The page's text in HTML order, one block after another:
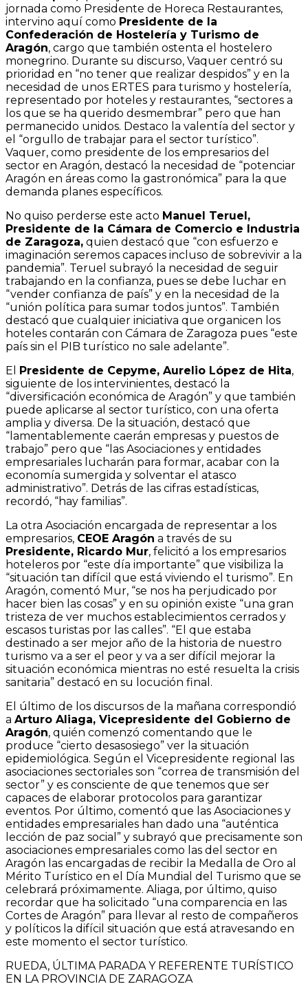
jornada como Presidente de Horeca Restaurantes,
intervino aquí como Presidente de la
Confederación de Hostelería y Turismo de
Aragón, cargo que también ostenta el hostelero
monegrino. Durante su discurso, Vaquer centró su
prioridad en “no tener que realizar despidos” y en la
necesidad de unos ERTES para turismo y hostelería,
representado por hoteles y restaurantes, “sectores a
los que se ha querido desmembrar” pero que han
permanecido unidos. Destaco la valentía del sector y
el “orgullo de trabajar para el sector turístico”.
Vaquer, como presidente de los empresarios del
sector en Aragón, destacó la necesidad de “potenciar
Aragón en áreas como la gastronómica” para la que
demanda planes específicos.
No quiso perderse este acto Manuel Teruel,
Presidente de la Cámara de Comercio e Industria
de Zaragoza, quien destacó que “con esfuerzo e
imaginación seremos capaces incluso de sobrevivir a la
pandemia”. Teruel subrayó la necesidad de seguir
trabajando en la confianza, pues se debe luchar en
“vender confianza de país” y en la necesidad de la
“unión política para sumar todos juntos”. También
destacó que cualquier iniciativa que organicen los
hoteles contarán con Cámara de Zaragoza pues “este
país sin el PIB turístico no sale adelante”.
El Presidente de Cepyme, Aurelio López de Hita,
siguiente de los intervinientes, destacó la
“diversificación económica de Aragón” y que también
puede aplicarse al sector turístico, con una oferta
amplia y diversa. De la situación, destacó que
“lamentablemente caerán empresas y puestos de
trabajo” pero que “las Asociaciones y entidades
empresariales lucharán para formar, acabar con la
economía sumergida y solventar el atasco
administrativo”. Detrás de las cifras estadísticas,
recordó, “hay familias”.
La otra Asociación encargada de representar a los
empresarios, CEOE Aragón a través de su
Presidente, Ricardo Mur, felicitó a los empresarios
hoteleros por “este día importante” que visibiliza la
“situación tan difícil que está viviendo el turismo”. En
Aragón, comentó Mur, “se nos ha perjudicado por
hacer bien las cosas” y en su opinión existe “una gran
tristeza de ver muchos establecimientos cerrados y
escasos turistas por las calles”. “El que estaba
destinado a ser mejor año de la historia de nuestro
turismo va a ser el peor y va a ser difícil mejorar la
situación económica mientras no esté resuelta la crisis
sanitaria” destacó en su locución final.
El último de los discursos de la mañana correspondió
a Arturo Aliaga, Vicepresidente del Gobierno de
Aragón, quién comenzó comentando que le
produce “cierto desasosiego” ver la situación
epidemiológica. Según el Vicepresidente regional las
asociaciones sectoriales son “correa de transmisión del
sector” y es consciente de que tenemos que ser
capaces de elaborar protocolos para garantizar
eventos. Por último, comentó que las Asociaciones y
entidades empresariales han dado una “auténtica
lección de paz social” y subrayó que precisamente son
asociaciones empresariales como las del sector en
Aragón las encargadas de recibir la Medalla de Oro al
Mérito Turístico en el Día Mundial del Turismo que se
celebrará próximamente. Aliaga, por último, quiso
recordar que ha solicitado “una comparencia en las
Cortes de Aragón” para llevar al resto de compañeros
y políticos la difícil situación que está atravesando en
este momento el sector turístico.
RUEDA, ÚLTIMA PARADA Y REFERENTE TURÍSTICO
EN LA PROVINCIA DE ZARAGOZA